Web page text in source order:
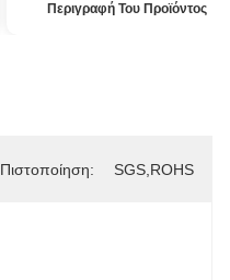
Περιγραφή Του Προϊόντος
Πιστοποίηση: SGS,ROHS